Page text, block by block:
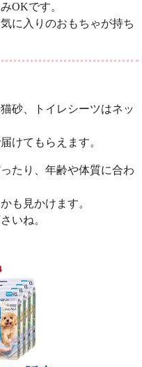
OKです。
に入りのおもちゃが持ち
砂、トイレシーツはネッ
けてもらえます。
たり、年齢や体質に合わ
も見かけます。
いね。